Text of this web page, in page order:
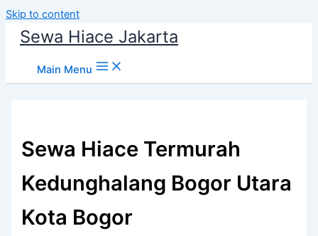
Skip to content
Sewa Hiace Jakarta
Main Menu
Sewa Hiace Termurah
Kedunghalang Bogor Utara
Kota Bogor